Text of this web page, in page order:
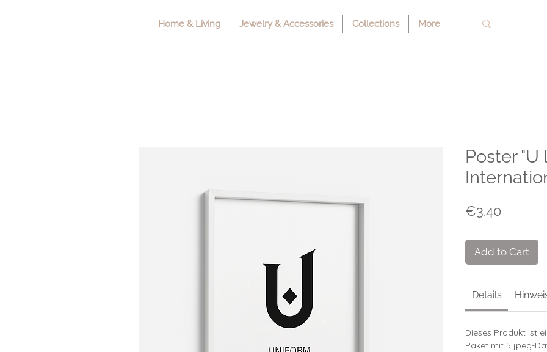
Home & Living Jewelry & Accessories Collections More
Poster "U
€3.40Price
Add to Cart
Details
Dieses Produkt ist
Paket mit 5 jpeg-